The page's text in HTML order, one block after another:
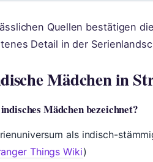
Quellen bestätigen
Detail in der
Mädchen in
Mädchen bezeichnet?
als indisch-
Things Wiki)